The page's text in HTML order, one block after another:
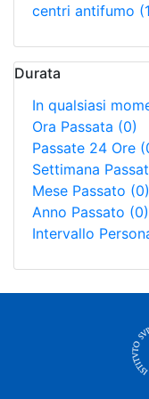
centri antifumo
Durata
In qualsiasi
Ora Passata (0)
Passate 24 Ore
Settimana
Mese Passato (0)
Anno Passato (0)
Intervallo